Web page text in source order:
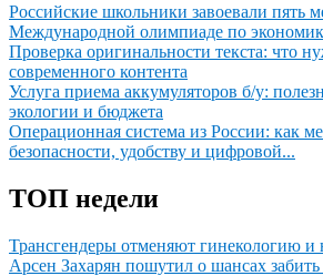
Российские школьники завоевали пять
Международной олимпиаде по
Проверка оригинальности текста: что
современного контента
Услуга приема аккумуляторов б/у:
экологии и бюджета
Операционная система из России: как
безопасности, удобству и цифровой...
ТОП недели
Трансгендеры отменяют гинекологию и
Арсен Захарян пошутил о шансах